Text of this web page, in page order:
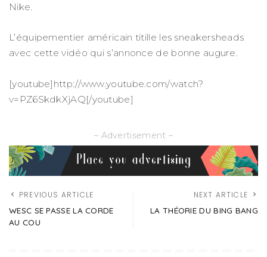
Nike.
L’équipementier américain titille les sneakersheads
avec cette vidéo qui s’annonce de bonne augure.
[youtube]http://www.youtube.com/watch?
v=PZ6SkdkXjAQ[/youtube]
– Advertisement –
PREVIOUS ARTICLE
WESC SE PASSE LA CORDE
AU COU
NEXT ARTICLE
LA THÉORIE DU BING BANG